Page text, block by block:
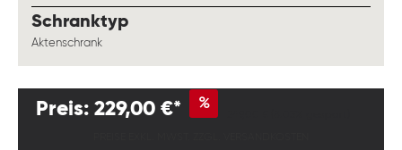
Schranktypauswählen
Aktenschrank
Preis: 229,00 €* %